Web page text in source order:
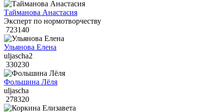
Тайманова Анастасия
Эксперт по нормотворчеству
723140
Ульянова Елена
uljascha2
330230
Фольшина Лёля
uljascha
278320